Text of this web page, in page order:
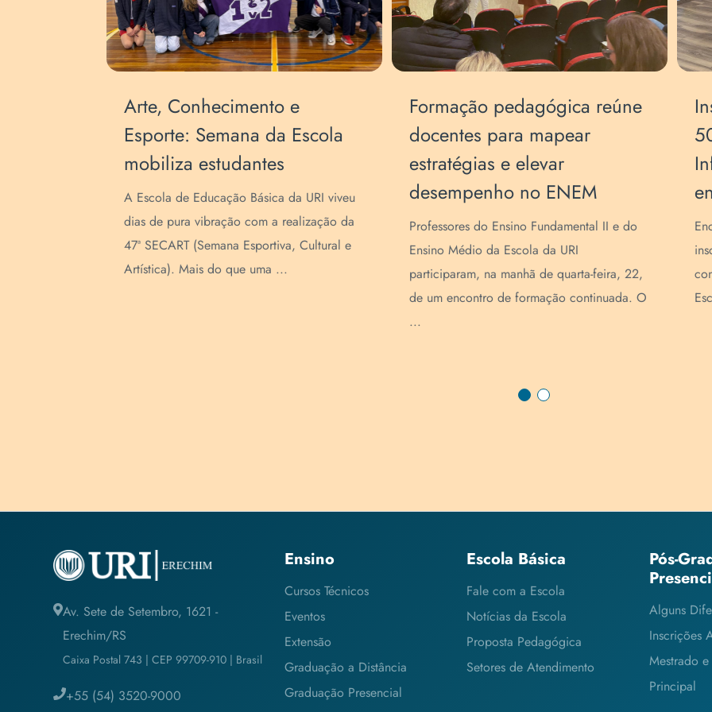
Equipe diretiva da Escola
participa de encontro sobre
liderança e inteligência
emocional
A equipe diretiva da Escola de Educação
Básica da URI esteve reunida na segunda-
feira, 20, pela manhã, para um encontro
Energia e sincronia:
apresentações de
Cheerleaders emocionam
famílias na SECART
O Salão de Eventos da URI ficou
completamente lotado na noite de segunda-
feira à noite, 13, quando as equipes tiveram
o desafio de líderes de torcida, uma das ...
O
de
Av. Sete de Setembro, 1621 -
Erechim/RS
Caixa Postal 743 | CEP 99709-910 | Brasil
+55 (54) 3520-9000
Ensino
Cursos Técnicos
Eventos
Extensão
Graduação a Distância
Graduação Presencial
Escola Básica
Fale com a Escola
Notícias da Escola
Proposta Pedagógica
Setores de Atendimento
Pós-
Alguns
Inscrições
Mestrado
Principal